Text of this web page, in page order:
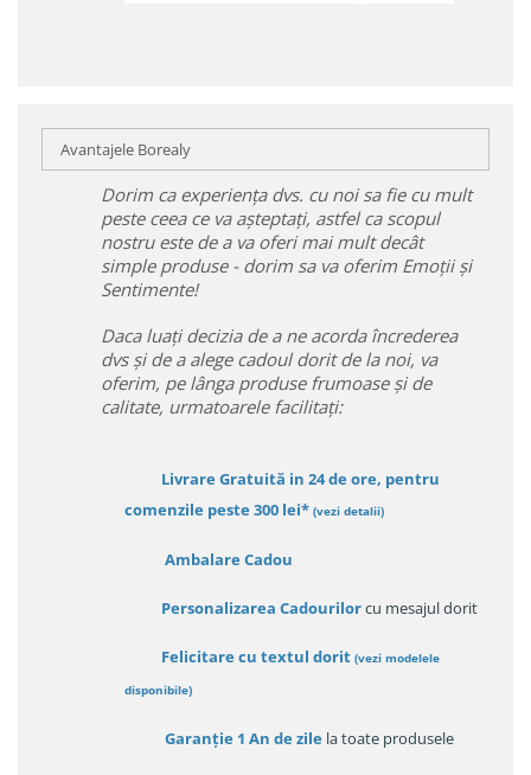
Avantajele Borealy
Dorim ca experiența dvs. cu noi sa fie cu mult
peste ceea ce va așteptați, astfel ca scopul
nostru este de a va oferi mai mult decât
simple produse - dorim sa va oferim Emoții și
Sentimente!
Daca luați decizia de a ne acorda încrederea
dvs și de a alege cadoul dorit de la noi, va
oferim, pe lânga produse frumoase și de
calitate, urmatoarele facilitați:
Livrare Gratuită in 24 de ore, pentru
comenzile peste 300 lei* (vezi detalii)
Ambalare Cadou
Personalizarea Cadourilorcu mesajul dorit
Felicitare cu textul dorit (vezi modelele
disponibile)
Garanție 1 An de zile la toate produsele